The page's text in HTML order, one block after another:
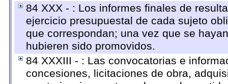
84 XXX - : Los informes finales de
ejercicio presupuestal de cada sujeto
que correspondan; una vez que se
hubieren sido promovidos.
84 XXXIII - : Las convocatorias e
concesiones, licitaciones de obra,